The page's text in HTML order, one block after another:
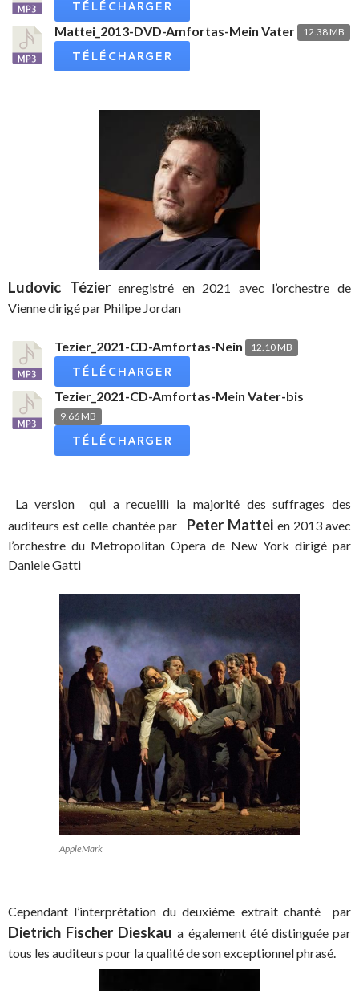
TÉLÉCHARGER
Mattei_2013-DVD-Amfortas-Mein Vater
12.38 MB
TÉLÉCHARGER
Ludovic Tézierenregistré en 2021 avec l’orchestre de
Vienne dirigé par Philipe Jordan
Tezier_2021-CD-Amfortas-Nein 12.10 MB
TÉLÉCHARGER
Tezier_2021-CD-Amfortas-Mein Vater-bis
9.66 MB
TÉLÉCHARGER
La version qui a recueilli la majorité des suffrages des
auditeurs est celle chantée par Peter Mattei en 2013 avec
l’orchestre du Metropolitan Opera de New York dirigé par
Daniele Gatti
AppleMark
Cependant l’interprétation du deuxième extrait chanté par
Dietrich Fischer Dieskau a également été distinguée par
tous les auditeurs pour la qualité de son exceptionnel phrasé.